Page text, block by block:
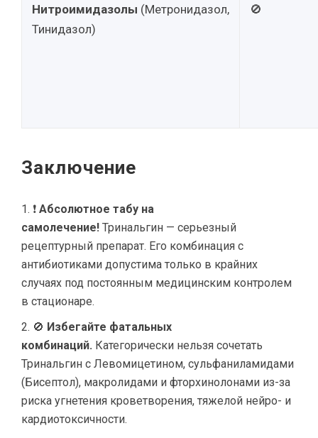
Нитроимидазолы (Метронидазол,
Тинидазол)
🚫
Заключение
❗ Абсолютное табу на
самолечение! Тринальгин — серьезный
рецептурный препарат. Его комбинация с
антибиотиками допустима только в крайних
случаях под постоянным медицинским контролем
в стационаре.
🚫 Избегайте фатальных
комбинаций. Категорически нельзя сочетать
Тринальгин с Левомицетином, сульфаниламидами
(Бисептол), макролидами и фторхинолонами из-за
риска угнетения кроветворения, тяжелой нейро- и
кардиотоксичности.